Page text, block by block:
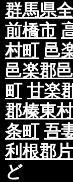
群馬県
前橋市
村町 邑
邑楽郡
町 甘楽
郡榛東村
条町 吾
利根郡
ど